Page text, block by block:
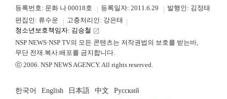
등록번호: 문화 나 00018호
등록일자: 2011.6.29
발행인: 김정태
편집인: 류수운
고충처리인: 강은태
청소년보호책임자: 김승철 launch
NSP NEWS·NSP TV의 모든 콘텐츠는 저작권법의 보호를 받는바,
무단 전재.복사.배포를 금지합니다.
ⓒ 2006. NSP NEWS AGENCY. All rights reserved.
한국어 English 日本語 中文
Русский